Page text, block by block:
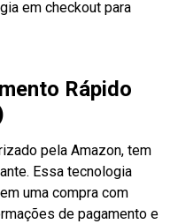
em checkout para
Rápido
pela Amazon, tem
Essa tecnologia
uma compra com
de pagamento e